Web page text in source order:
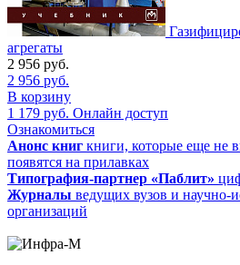
агрегаты
2 956 руб.
2 956 руб.
В корзину
1 179 руб. Онлайн доступ
Ознакомиться
Анонс книг книги, которые еще не
появятся на прилавках
Типография-партнер «Паблит»
Журналы ведущих вузов и научно-
организаций